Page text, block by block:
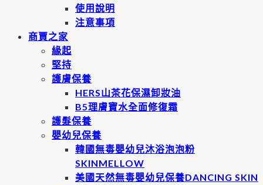
使用說明
注意事項
商賈之家
緣起
堅持
護膚保養
HERS山茶花保濕卸妝油
B5理膚寶水全面修復霜
護髮保養
嬰幼兒保養
韓國無毒嬰幼兒沐浴泡泡粉
SKINMELLOW
美國天然無毒嬰幼兒保養DANCING SKIN